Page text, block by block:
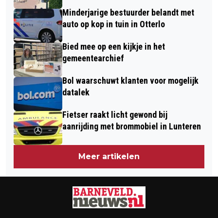
BARNEVELD
Minderjarige bestuurder belandt met
auto op kop in tuin in Otterlo
Bied mee op een kijkje in het
gemeentearchief
Bol waarschuwt klanten voor mogelijk
datalek
Fietser raakt licht gewond bij
aanrijding met brommobiel in Lunteren
Meer artikelen